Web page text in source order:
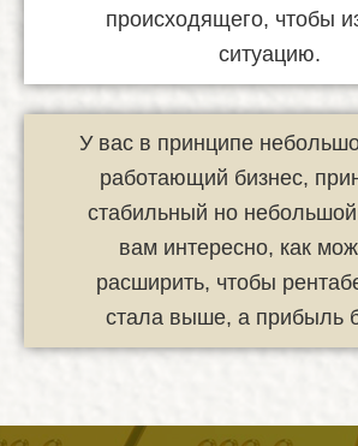
происходящего, чтобы
ситуацию.
У вас в принципе
работающий бизнес,
стабильный но
вам интересно, как
расширить, чтобы
стала выше, а прибыль